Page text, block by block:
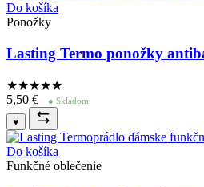
Do košíka
Ponožky
Lasting Termo ponožky
★★★★★
5,50 € ● Skladom
♥
Do košíka
Funkčné oblečenie